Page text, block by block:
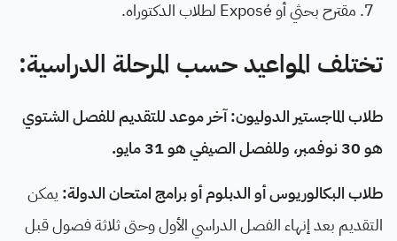
مقترح بحثي أو Exposé لطلاب الدكتوراه.
تختلف المواعيد حسب المرحلة الدراسية:
طلاب الماجستير الدوليون: آخر موعد للتقديم للفصل الشتوي
هو 30 نوفمبر، وللفصل الصيفي هو 31 مايو.
طلاب البكالوريوس أو الدبلوم أو برامج امتحان الدولة: يمكن
التقديم بعد إنهاء الفصل الدراسي الأول وحتى ثلاثة فصول قبل